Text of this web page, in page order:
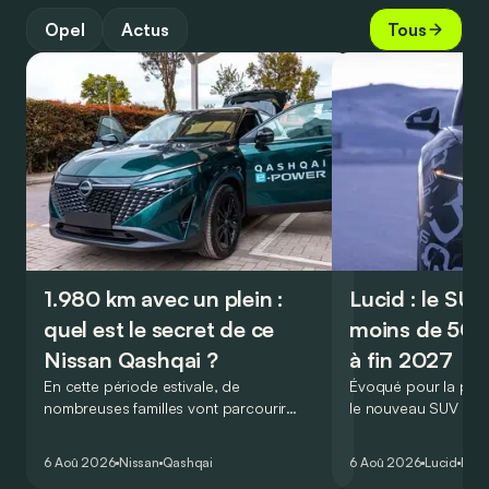
Opel Actus Tous
1.980 km avec un plein :
quel est le secret de ce
Nissan Qashqai ?
En cette période estivale, de
nombreuses familles vont parcourir
Qashqai e-Power, il serait possible de
6 Aoû 2026 Nissan Qashqai
Lucid : le
moins de
à fin 2027
Évoqué pour la
le nouveau SUV
l’année 2026.
6 Aoû 2026 Lucid